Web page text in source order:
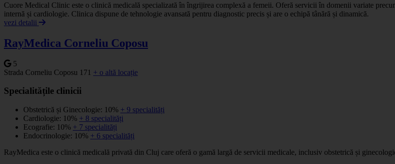
Cuore Medical Clinic este o clinică medicală specializată în îngrijirea complexă a femeii. Oferă servicii în domenii variate
internă și cardiologie. Clinica dispune de tehnologie avansată pentru diagnostic precis și are o echipă tânără și dinamică.
vezi detalii
RayMedica Corneliu Coposu
5
Strada Corneliu Coposu 171 + o altă locație
Specialitățile clinicii
Obstetrică și Ginecologie: 10% + 9 specialități
Cardiologie: 10% + 8 specialități
Ecografie: 10% + 7 specialități
Endocrinologie: 10% + 6 specialități
RayMedica este o clinică medicală privată din Cluj care oferă o gamă largă de servicii medicale, inclusiv obstetrică și